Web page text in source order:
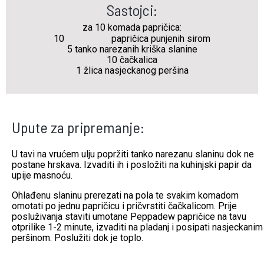
Sastojci:
za 10 komada papričica:
10
papričica punjenih sirom
5 tanko narezanih kriška slanine
10 čačkalica
1 žlica nasjeckanog peršina
Upute za pripremanje:
U tavi na vrućem ulju popržiti tanko narezanu slaninu dok ne
postane hrskava. Izvaditi ih i posložiti na kuhinjski papir da
upije masnoću.
Ohlađenu slaninu prerezati na pola te svakim komadom
omotati po jednu papričicu i pričvrstiti čačkalicom. Prije
posluživanja staviti umotane Peppadew papričice na tavu
otprilike 1-2 minute, izvaditi na pladanj i posipati nasjeckanim
peršinom. Poslužiti dok je toplo.